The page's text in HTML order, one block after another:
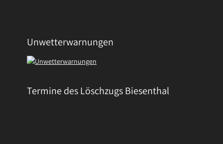
Unwetterwarnungen
Termine des Löschzugs Biesenthal